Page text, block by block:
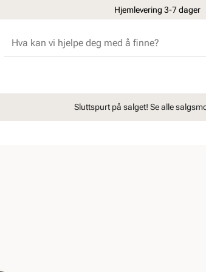
Hjemlevering 3-7 dager
Sluttspurt på salget! Se alle